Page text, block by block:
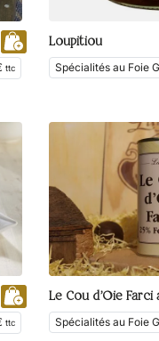
ttc
Loupitiou
ttc Spécialités au Foie